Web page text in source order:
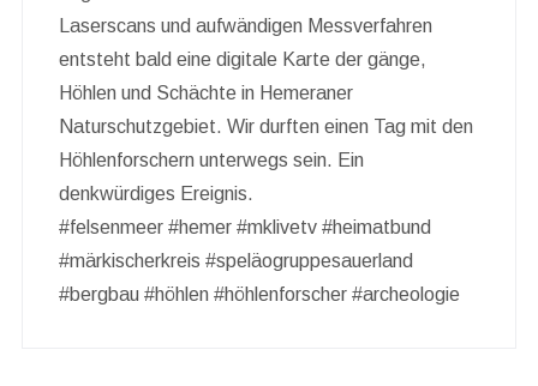
Laserscans und aufwändigen Messverfahren
entsteht bald eine digitale Karte der gänge,
Höhlen und Schächte in Hemeraner
Naturschutzgebiet. Wir durften einen Tag mit den
Höhlenforschern unterwegs sein. Ein
denkwürdiges Ereignis.
#felsenmeer #hemer #mklivetv #heimatbund
#märkischerkreis #speläogruppesauerland
#bergbau #höhlen #höhlenforscher #archeologie